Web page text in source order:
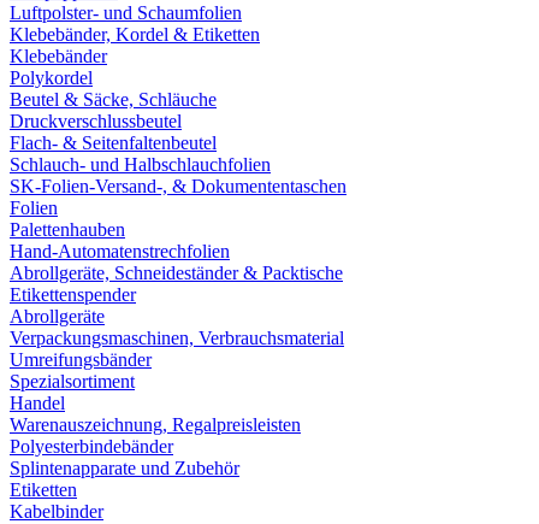
Luftpolster- und Schaumfolien
Klebebänder, Kordel & Etiketten
Klebebänder
Polykordel
Beutel & Säcke, Schläuche
Druckverschlussbeutel
Flach- & Seitenfaltenbeutel
Schlauch- und Halbschlauchfolien
SK-Folien-Versand-, & Dokumententaschen
Folien
Palettenhauben
Hand-Automatenstrechfolien
Abrollgeräte, Schneideständer & Packtische
Etikettenspender
Abrollgeräte
Verpackungsmaschinen, Verbrauchsmaterial
Umreifungsbänder
Spezialsortiment
Handel
Warenauszeichnung, Regalpreisleisten
Polyesterbindebänder
Splintenapparate und Zubehör
Etiketten
Kabelbinder